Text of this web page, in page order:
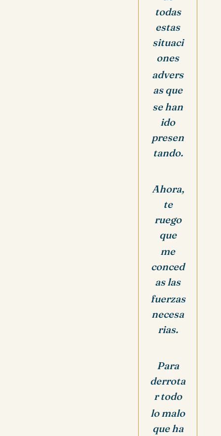
todas
estas
situaci
ones
advers
as que
se han
ido
presen
tando.
Ahora,
te
ruego
que
me
conced
aslas
fuerzas
necesa
rias.
Para
derrota
r todo
lo malo
que ha